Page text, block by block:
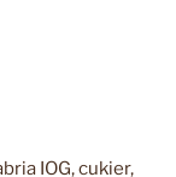
IOG, cukier,